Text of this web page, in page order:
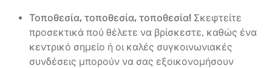
Τοποθεσία, τοποθεσία, τοποθεσία! Σκεφτείτε
προσεκτικά πού θέλετε να βρίσκεστε, καθώς ένα
κεντρικό σημείο ή οι καλές συγκοινωνιακές
συνδέσεις μπορούν να σας εξοικονομήσουν